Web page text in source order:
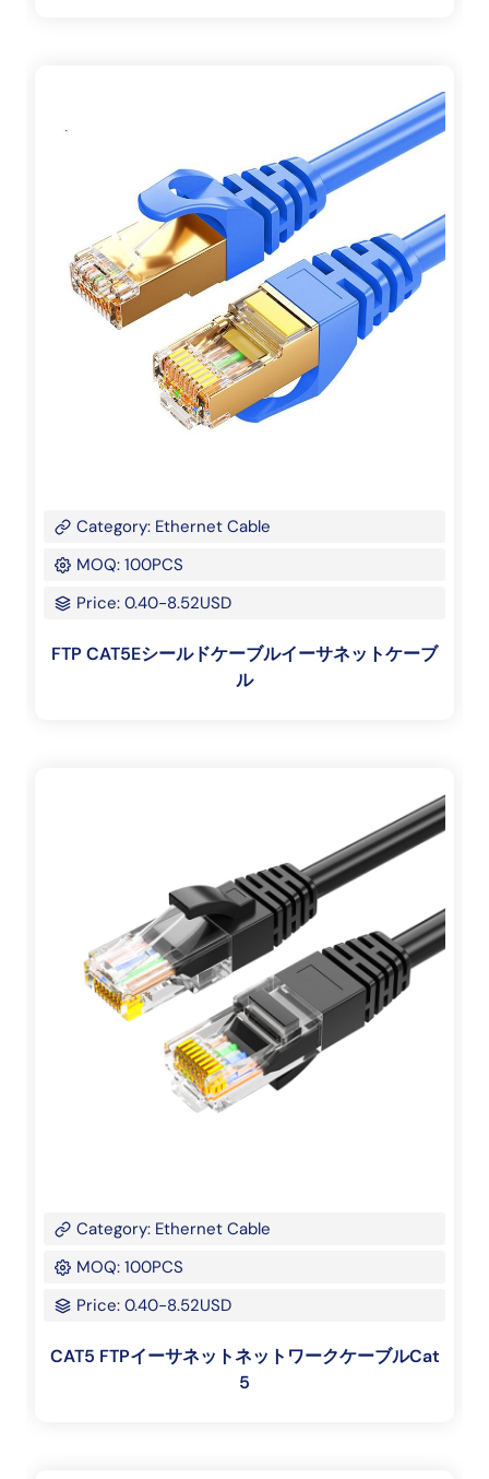
Category: Ethernet Cable
MOQ: 100PCS
Price: 0.40-8.52USD
FTP CAT5Eシールドケーブルイーサネットケーブ
ル
Category: Ethernet Cable
MOQ: 100PCS
Price: 0.40-8.52USD
CAT5 FTPイーサネットネットワークケーブルCat
5